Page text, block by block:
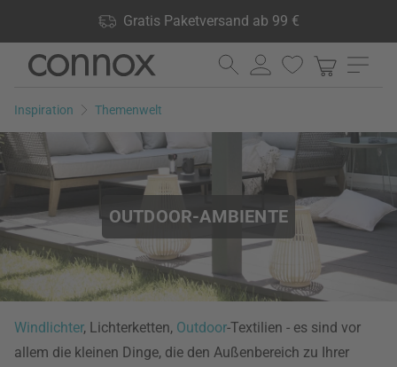
Gratis Paketversand ab 99 €
lagernd, 60 Tage Rückgaberecht
Direkt
Seiteninhalt
Direkt
Suchfeld
Inspiration Themenwelt
OUTDOOR-AMBIENTE
Windlichter, Lichterketten, Outdoor-Textilien - es sind vor
allem die kleinen Dinge, die den Außenbereich zu Ihrer